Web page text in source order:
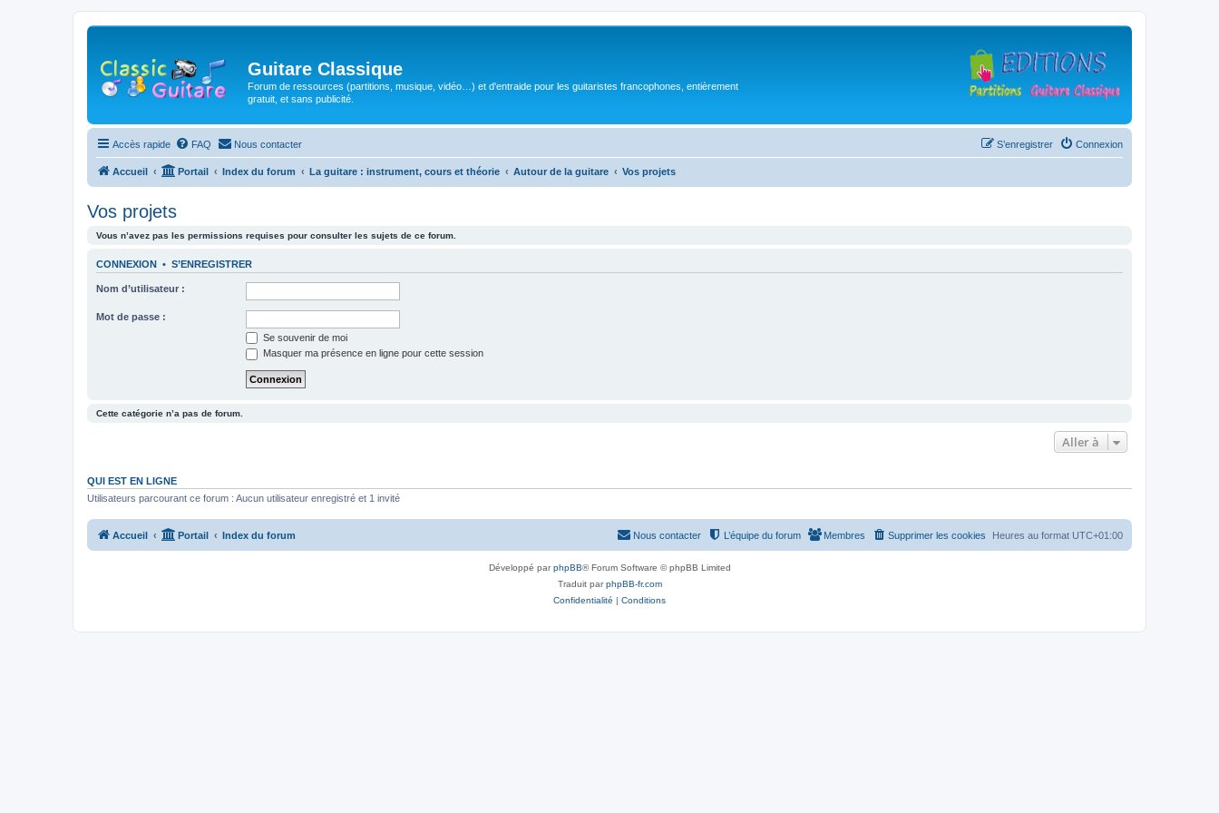
Guitare Classique
Forum de ressources (partitions, musique, vidéo…) et d'entraide pour les guitaristes francophones, entièrement
gratuit, et sans publicité.
Accès rapide FAQ Nous contacter Connexion
S’enregistrer
Accueil Portail Index du forum La guitare : instrument, cours et théorie Autour de la guitare Vos projets
Vos projets
Vous n’avez pas les permissions requises pour consulter les sujets de ce forum.
CONNEXION • S’ENREGISTRER
Nom d’utilisateur :
Mot de passe :
Se souvenir de moi
Masquer ma présence en ligne pour cette session
Cette catégorie n’a pas de forum.
Aller à
QUI EST EN LIGNE
Utilisateurs parcourant ce forum : Aucun utilisateur enregistré et 1 invité
Accueil Portail Index du forum Heures au format UTC+01:00
Supprimer les cookies
Membres
L’équipe du forum
Nous contacter
Développé parphpBB® Forum Software © phpBB Limited
Traduit parphpBB-fr.com
Confidentialité | Conditions